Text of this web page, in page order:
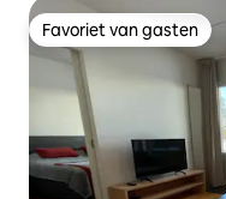
Favoriet van gasten
Favoriet van gasten